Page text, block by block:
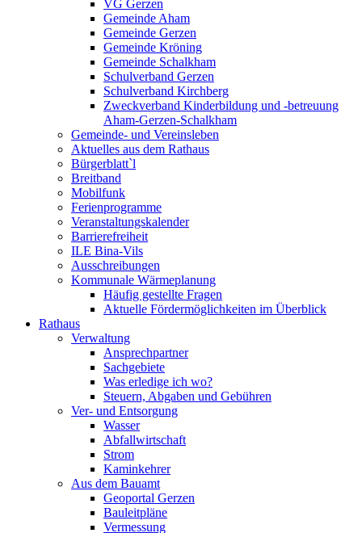
VG Gerzen
Gemeinde Aham
Gemeinde Gerzen
Gemeinde Kröning
Gemeinde Schalkham
Schulverband Gerzen
Schulverband Kirchberg
Zweckverband Kinderbildung und -betreuung
Aham-Gerzen-Schalkham
Gemeinde- und Vereinsleben
Aktuelles aus dem Rathaus
Bürgerblatt`l
Breitband
Mobilfunk
Ferienprogramme
Veranstaltungskalender
Barrierefreiheit
ILE Bina-Vils
Ausschreibungen
Kommunale Wärmeplanung
Häufig gestellte Fragen
Aktuelle Fördermöglichkeiten im Überblick
Rathaus
Verwaltung
Ansprechpartner
Sachgebiete
Was erledige ich wo?
Steuern, Abgaben und Gebühren
Ver- und Entsorgung
Wasser
Abfallwirtschaft
Strom
Kaminkehrer
Aus dem Bauamt
Geoportal Gerzen
Bauleitpläne
Vermessung